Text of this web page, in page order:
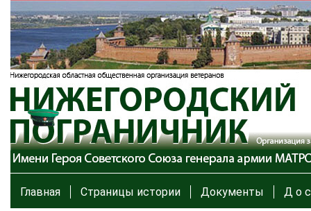
Главная Страницы истории Документы Д о с